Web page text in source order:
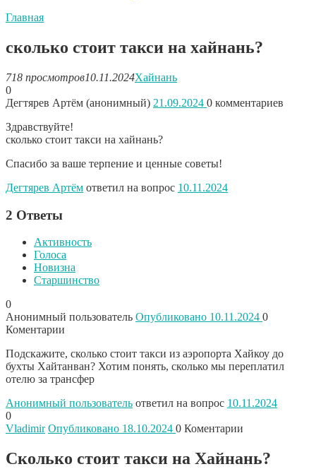
Главная
сколько стоит такси на хайнань?
718 просмотров10.11.2024Хайнань
0
Дегтярев Артём (анонимный) 21.09.2024 0 комментариев
Здравствуйте!
сколько стоит такси на хайнань?
Спасибо за ваше терпение и ценные советы!
Дегтярев Артём ответил на вопрос 10.11.2024
2 Ответы
Активность
Голоса
Новизна
Старшинство
0
Анонимный пользователь Опубликовано 10.11.2024 0
Коментарии
Подскажите, сколько стоит такси из аэропорта Хайкоу до
бухты Хайтанван? Хотим понять, сколько мы переплатил
отелю за трансфер
Анонимный пользователь ответил на вопрос 10.11.2024
0
Vladimir Опубликовано 18.10.2024 0 Коментарии
Сколько стоит такси на Хайнань?